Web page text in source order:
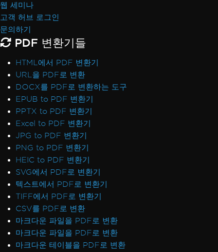
웹 세미나
고객 허브 로그인
문의하기
PDF 변환기들
HTML에서 PDF 변환기
URL을 PDF로 변환
DOCX를 PDF로 변환하는 도구
EPUB to PDF 변환기
PPTX to PDF 변환기
Excel to PDF 변환기
JPG to PDF 변환기
PNG to PDF 변환기
HEIC to PDF 변환기
SVG에서 PDF로 변환기
텍스트에서 PDF로 변환기
TIFF에서 PDF로 변환기
CSV를 PDF로 변환
마크다운 파일을 PDF로 변환
마크다운 파일을 PDF로 변환
마크다운 테이블을 PDF로 변환